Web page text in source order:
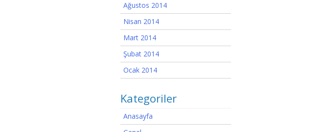
Ağustos 2014
Nisan 2014
Mart 2014
Şubat 2014
Ocak 2014
Kategoriler
Anasayfa